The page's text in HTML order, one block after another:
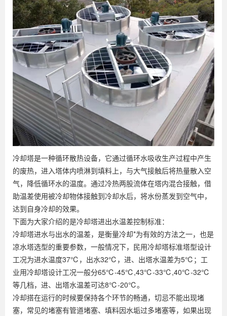
冷却塔是一种循环散热设备，它通过循环水吸收生产过程中产生
的废热，进入塔体内喷淋到填料上，与大气接触后将热量散入空
气，降低循环水的温度。通过冷热两股流体在塔内混合接触，借
助温差使用被冷却物体接触到冷却水后，将水份蒸发到空气中，
达到自身冷却的效果。
下面为大家介绍的是冷却塔进出水温差控制标准：
冷却塔进水与出水的温差，是衡量冷却*为有效的方法之一，也是
凉水塔选型的重要参数，一般情况下，民用冷却塔标准塔型设计
工况为进水温度37℃，出水32℃，进、出塔水温差为5℃；工
业用冷却塔设计工况一般分65℃-45℃,43℃-33℃,40℃-32℃
等几档，进、出塔水温差可达8℃-20℃。
冷却搭在运行的时候要保持各个环节的畅通，切忌不能出现堵
塞，常见的堵塞有管道堵塞、填料因水垢过多堵塞等，如果出现